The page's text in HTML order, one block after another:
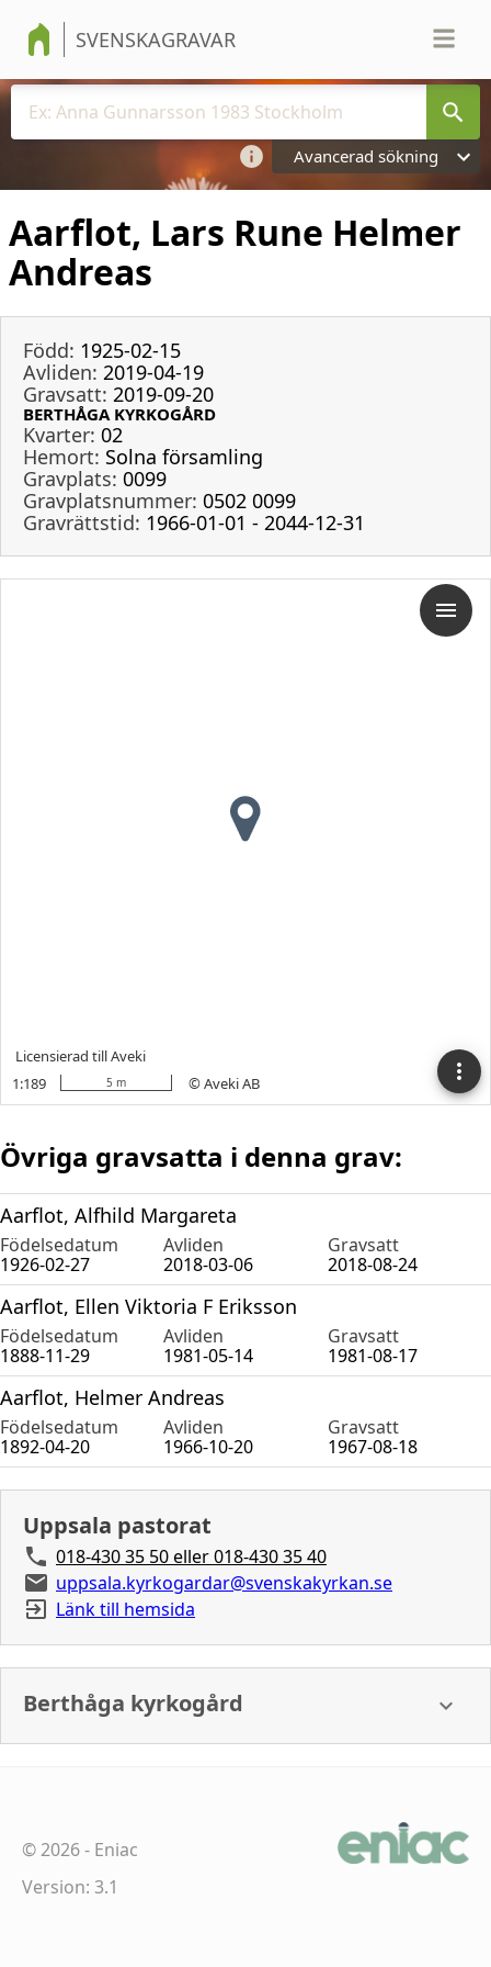
SVENSKAGRAVAR
Avancerad sökning
Aarflot, Lars Rune Helmer
Andreas
Född: 1925-02-15
Avliden: 2019-04-19
Gravsatt: 2019-09-20
BERTHÅGA KYRKOGÅRD
Kvarter: 02
Hemort: Solna församling
Gravplats: 0099
Gravplatsnummer: 0502 0099
Gravrättstid: 1966-01-01 - 2044-12-31
Övriga gravsatta i denna grav:
Aarflot, Alfhild Margareta
Födelsedatum Avliden
Gravsatt
1926-02-27
2018-03-06 2018-08-24
Aarflot, Ellen Viktoria F Eriksson
Födelsedatum Avliden
Gravsatt
1888-11-29
1981-05-14 1981-08-17
Aarflot, Helmer Andreas
Födelsedatum Avliden
Gravsatt
1892-04-20
1966-10-20 1967-08-18
Uppsala pastorat
018-430 35 50 eller 018-430 35 40
uppsala.kyrkogardar@svenskakyrkan.se
Länk till hemsida
Berthåga kyrkogård
©2026- Eniac
Version: 3.1